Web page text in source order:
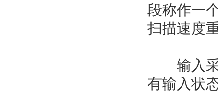
段称作一
扫描速度
输入采
有输入状